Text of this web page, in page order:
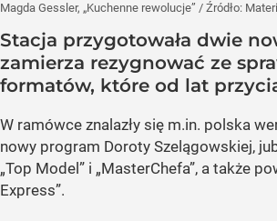
Magda Gessler, „Kuchenne rewolucje” / Źródło:
Stacja przygotowała dwie
zamierza rezygnować ze
formatów, które od lat
W ramówce znalazły się m.in. polska
nowy program Doroty Szelągowskiej,
„Top Model” i „MasterChefa”, a także
Express”.